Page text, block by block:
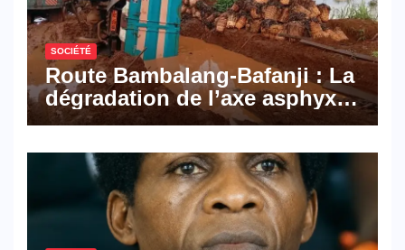
SOCIÉTÉ
Route Bambalang-Bafanji : La
dégradation de l’axe asphyxie
les activités économiques